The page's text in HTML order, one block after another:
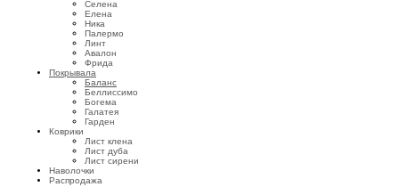
Селена
Елена
Ника
Палермо
Линт
Авалон
Фрида
Покрывала
Баланс
Беллиссимо
Богема
Галатея
Гарден
Коврики
Лист клена
Лист дуба
Лист сирени
Наволочки
Распродажа